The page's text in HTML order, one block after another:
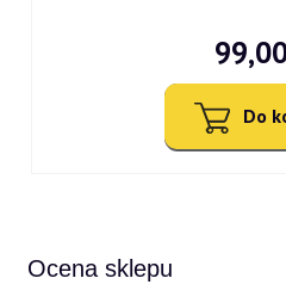
Do
Ocena sklepu